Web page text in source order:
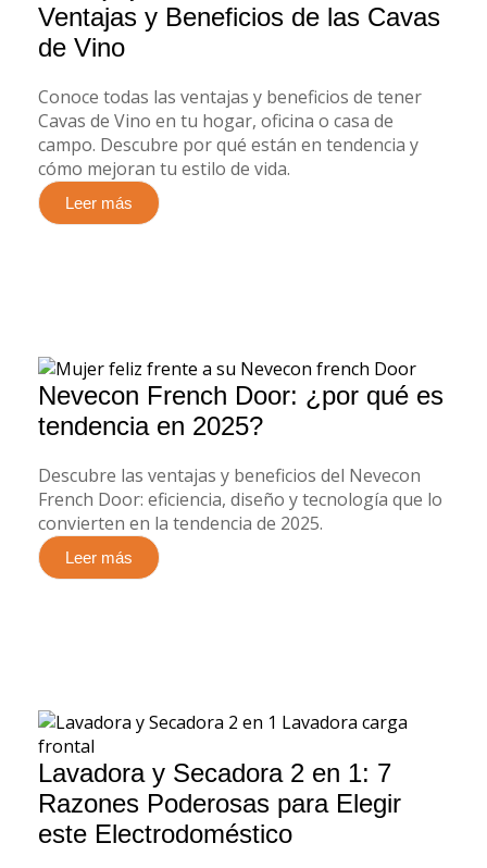
Ventajas y Beneficios de las Cavas
de Vino
Conoce todas las ventajas y beneficios de tener
Cavas de Vino en tu hogar, oficina o casa de
campo. Descubre por qué están en tendencia y
cómo mejoran tu estilo de vida.
Leer más
Nevecon French Door: ¿por qué es
tendencia en 2025?
Descubre las ventajas y beneficios del Nevecon
French Door: eficiencia, diseño y tecnología que lo
convierten en la tendencia de 2025.
Leer más
Lavadora y Secadora 2 en 1: 7
Razones Poderosas para Elegir
este Electrodoméstico